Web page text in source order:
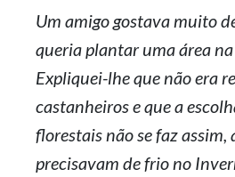
Um amigo gostava muito
queria plantar uma área
Expliquei-lheque não era
castanheiros e que a
florestais não se faz assim,
precisavam de frio no